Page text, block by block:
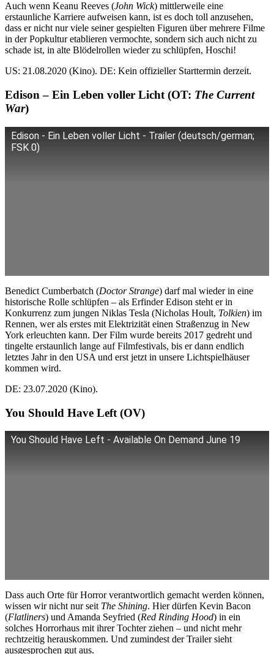
Auch wenn Keanu Reeves (John Wick) mittlerweile eine
erstaunliche Karriere aufweisen kann, ist es doch toll anzusehen,
dass er nicht nur viele seiner gespielten Figuren über mehrere Filme
in der Popkultur etablieren vermochte, sondern sich auch nicht zu
schade ist, in alte Blödelrollen wieder zu schlüpfen, Hoschi!
US: 21.08.2020 (Kino). DE: Kein offizieller Starttermin derzeit.
Edison – Ein Leben voller Licht (OT: The Current
War)
Edison - Ein Leben voller Licht - Trailer (deutsch/german;
FSK 0)
Benedict Cumberbatch (Doctor Strange) darf mal wieder in eine
historische Rolle schlüpfen – als Erfinder Edison steht er in
Konkurrenz zum jungen Niklas Tesla (Nicholas Hoult, Tolkien) im
Rennen, wer als erstes mit Elektrizität einen Straßenzug in New
York erleuchten kann. Der Film wurde bereits 2017 gedreht und
tingelte erstaunlich lange auf Filmfestivals, bis er dann endlich
letztes Jahr in den USA und erst jetzt in unsere Lichtspielhäuser
kommen wird.
DE: 23.07.2020 (Kino).
You Should Have Left (OV)
You Should Have Left - Available On Demand June 19
Dass auch Orte für Horror verantwortlich gemacht werden können,
wissen wir nicht nur seit The Shining. Hier dürfen Kevin Bacon
(Flatliners) und Amanda Seyfried (Red Rinding Hood) in ein
solches Horrorhaus mit ihrer Tochter ziehen – und nicht mehr
rechtzeitig herauskommen. Und zumindest der Trailer sieht
ausgesprochen gut aus.